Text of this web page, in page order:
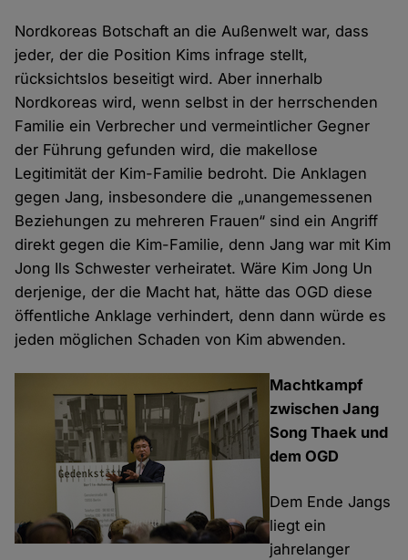
Nordkoreas Botschaft an die Außenwelt war, dass
jeder, der die Position Kims infrage stellt,
rücksichtslos beseitigt wird. Aber innerhalb
Nordkoreas wird, wenn selbst in der herrschenden
Familie ein Verbrecher und vermeintlicher Gegner
der Führung gefunden wird, die makellose
Legitimität der Kim-Familie bedroht. Die Anklagen
gegen Jang, insbesondere die „unangemessenen
Beziehungen zu mehreren Frauen“ sind ein Angriff
direkt gegen die Kim-Familie, denn Jang war mit Kim
Jong Ils Schwester verheiratet. Wäre Kim Jong Un
derjenige, der die Macht hat, hätte das OGD diese
öffentliche Anklage verhindert, denn dann würde es
jeden möglichen Schaden von Kim abwenden.
Machtkampf
zwischen Jang
Song Thaek und
dem OGD
Dem Ende Jangs
liegt ein
jahrelanger